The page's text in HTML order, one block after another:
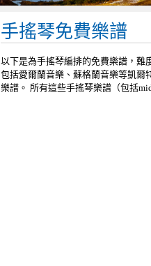
手搖琴免費樂譜
以下是為手搖琴編排的免費樂譜，難
包括愛爾蘭音樂、蘇格蘭音樂等凱爾
樂譜。 所有這些手搖琴樂譜（包括